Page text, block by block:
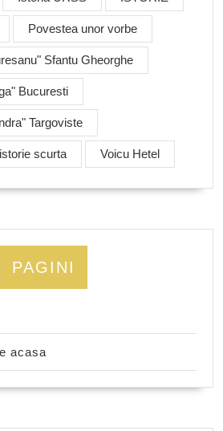
Povestea unor vorbe
Sfantu Gheorghe
Bucuresti
Targoviste
scurta Voicu Hetel
PAGINI
acasa